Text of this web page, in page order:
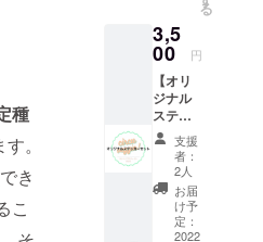
種
。
き
こ
行動ひとつ
取っても、
自然農法や
慣行農法、
固定種野
菜、F1種野
菜…と数多
くの選択肢
込みで
す
る
3,5
00 円
【オリ
ジナル
ステッ
カー
セッ
ト】 オ
リジナ
ルス
テッ
カーを3
支援
者：
2人
お届
け予
定：
2022